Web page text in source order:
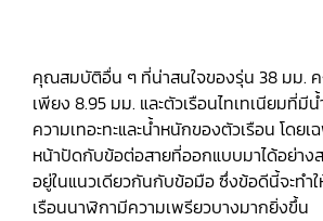
คุณสมบัติอื่น ๆ ที่น่าสนใจของรุ่น 38 มม.
เพียง 8.95 มม. และตัวเรือนไทเทเนียมที่มี
ความเทอะทะและน้ำหนักของตัวเรือน โดยเ
หน้าปัดกับข้อต่อสายที่ออกแบบมาได้อย่าง
อยู่ในแนวเดียวกันกับข้อมือ ซึ่งข้อดีนี้จะทำใ
เรือนนาฬิกามีความเพรียวบางมากยิ่งขึ้น